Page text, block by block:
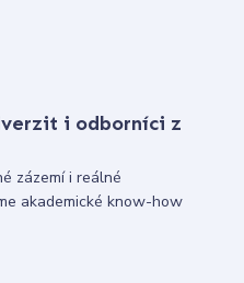
i odborníci z
zázemí i reálné
akademické know-how